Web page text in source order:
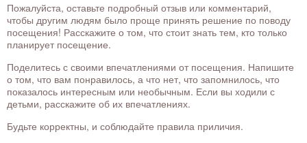
Пожалуйста, оставьте подробный отзыв или комментарий,
чтобы другим людям было проще принять решение по поводу
посещения! Расскажите о том, что стоит знать тем, кто только
планирует посещение.
Поделитесь с своими впечатлениями от посещения. Напишите
о том, что вам понравилось, а что нет, что запомнилось, что
показалось интересным или необычным. Если вы ходили с
детьми, расскажите об их впечатлениях.
Будьте корректны, и соблюдайте правила приличия.